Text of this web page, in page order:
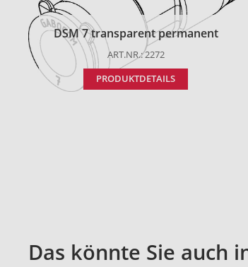
DSM 7 transparent permanent
ART.NR.: 2272
PRODUKTDETAILS
Das könnte Sie auch